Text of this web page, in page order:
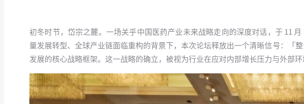
初冬时节，岱宗之麓。一场关乎中国医药产业未来战略走向的深度对话，于 11
量发展转型、全球产业链面临重构的背景下，本次论坛释放出一个清晰信号：「
发展的核心战略框架。这一战略的确立，被视为行业在应对内部增长压力与外部环